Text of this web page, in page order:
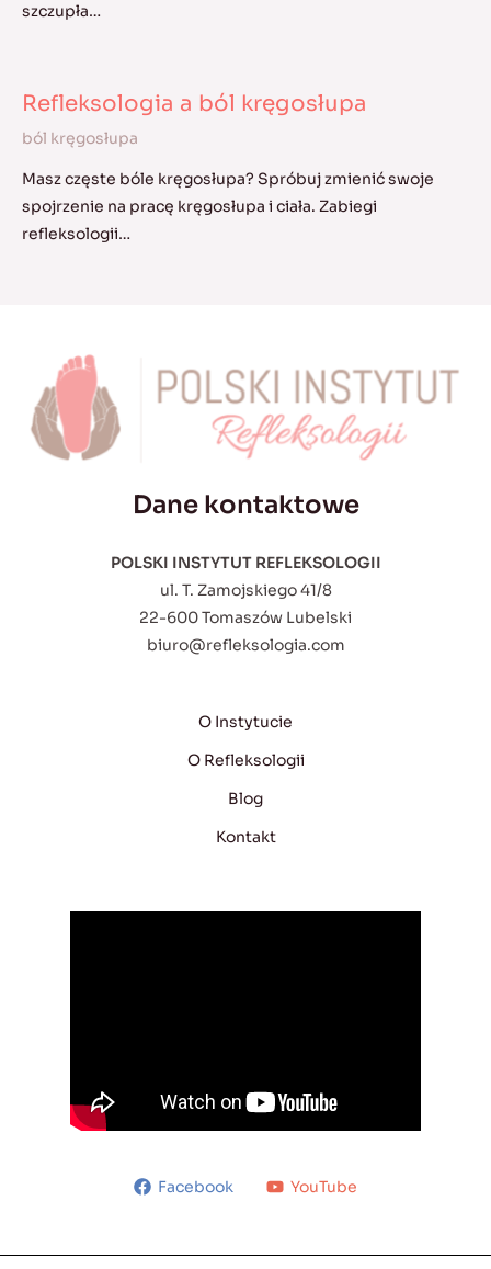
szczupła…
Refleksologia a ból kręgosłupa
ból kręgosłupa
Masz częste bóle kręgosłupa? Spróbuj zmienić swoje
spojrzenie na pracę kręgosłupa i ciała. Zabiegi
refleksologii…
Dane kontaktowe
POLSKI INSTYTUT REFLEKSOLOGII
ul. T. Zamojskiego 41/8
22-600 Tomaszów Lubelski
biuro@refleksologia.com
O Instytucie
O Refleksologii
Blog
Kontakt
Facebook YouTube